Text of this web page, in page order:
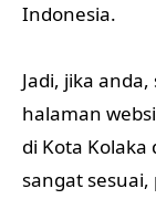
Indonesia.
Jadi, jika
halaman
di Kota
sangat sesuai,